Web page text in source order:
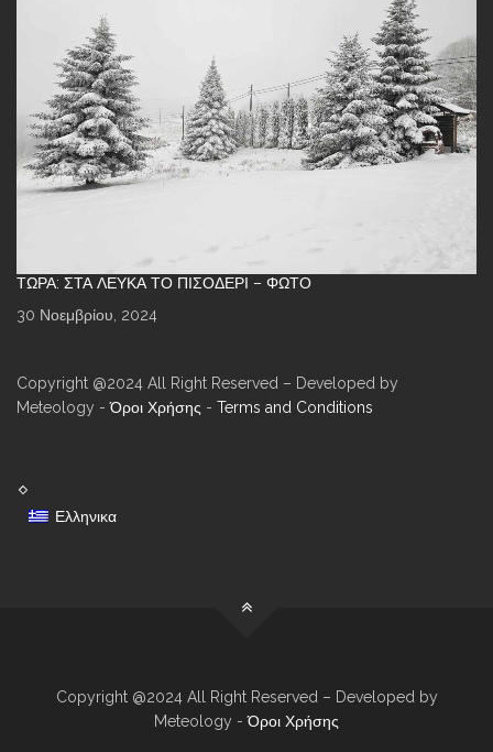
ΤΏΡΑ: ΣΤΑ ΛΕΥΚΆ ΤΟ ΠΙΣΟΔΈΡΙ – ΦΩΤΌ
30 Νοεμβρίου, 2024
Copyright @2024 All Right Reserved – Developed by
Meteology -Όροι Χρήσης - Terms and Conditions
Ελληνικα
Copyright @2024 All Right Reserved – Developed by
Meteology -Όροι Χρήσης